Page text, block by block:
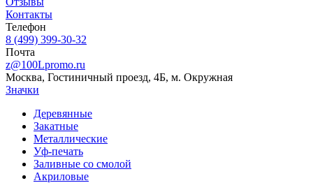
Контакты
Телефон
8 (499) 399-30-32
Почта
z@100Lpromo.ru
Москва, Гостиничный проезд, 4Б, м. Окружная
Значки
Деревянные
Закатные
Металлические
Уф-печать
Заливные со смолой
Акриловые